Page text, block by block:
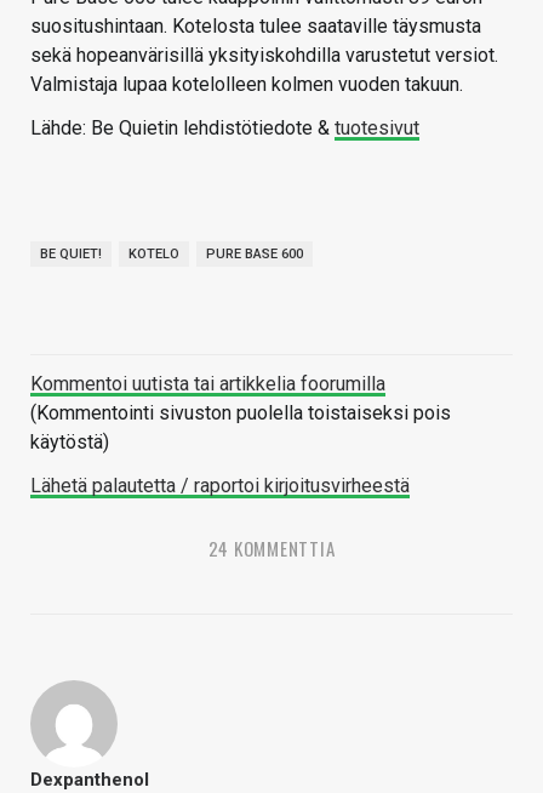
suositushintaan. Kotelosta tulee saataville täysmusta
sekä hopeanvärisillä yksityiskohdilla varustetut versiot.
Valmistaja lupaa kotelolleen kolmen vuoden takuun.
Lähde: Be Quietin lehdistötiedote & tuotesivut
BE QUIET! KOTELO PURE BASE 600
Kommentoi uutista tai artikkelia foorumilla
(Kommentointi sivuston puolella toistaiseksi pois
käytöstä)
Lähetä palautetta / raportoi kirjoitusvirheestä
24 KOMMENTTIA
Dexpanthenol